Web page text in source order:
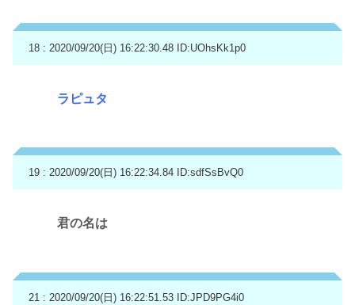
18 : 2020/09/20(日) 16:22:30.48 ID:UOhsKk1p0
ラピュタ
19 : 2020/09/20(日) 16:22:34.84 ID:sdfSsBvQ0
君の名は
21 : 2020/09/20(日) 16:22:51.53 ID:JPD9PG4i0